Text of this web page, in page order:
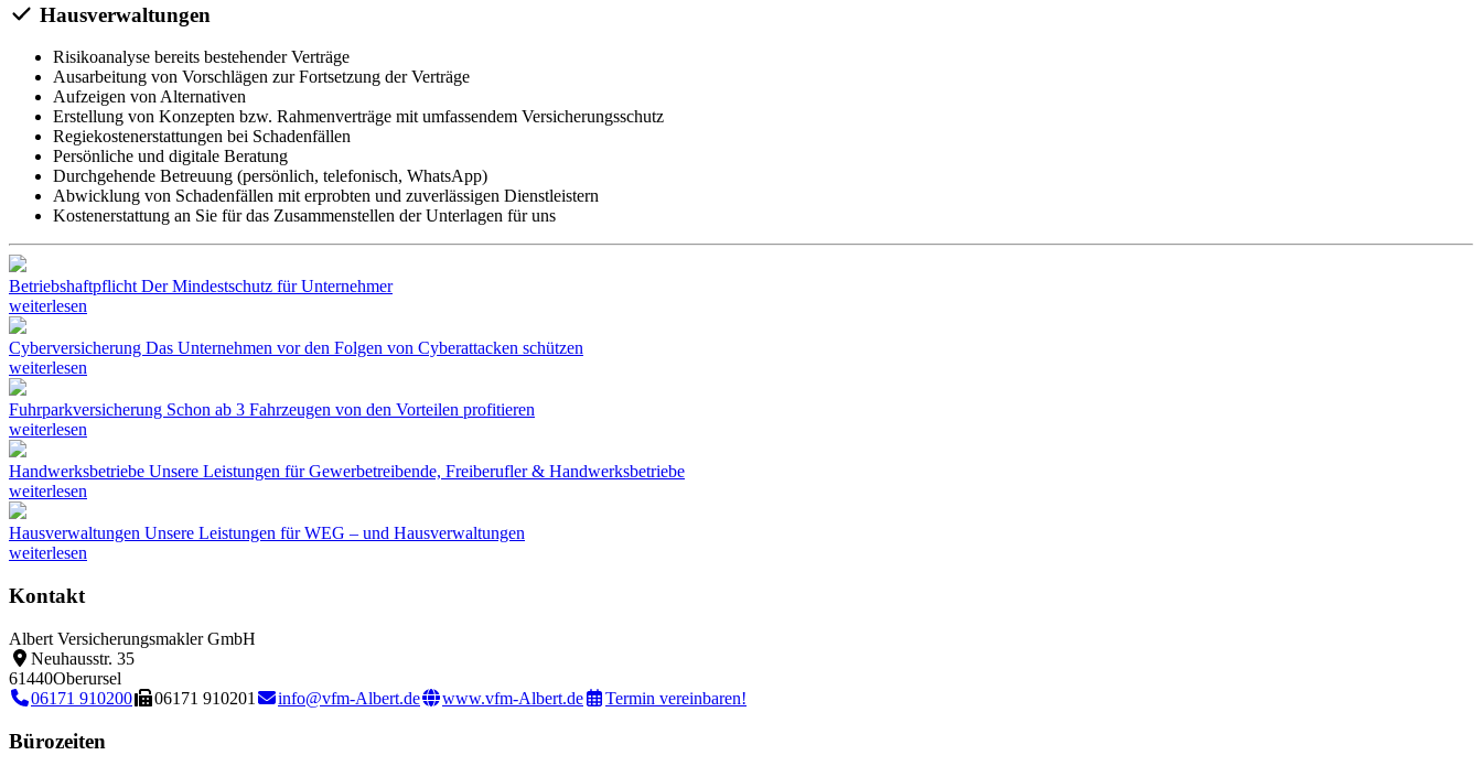
Hausverwaltungen
Risikoanalyse bereits bestehender Verträge
Ausarbeitung von Vorschlägen zur Fortsetzung der Verträge
Aufzeigen von Alternativen
Erstellung von Konzepten bzw. Rahmenverträge mit umfassendem Versicherungsschutz
Regiekostenerstattungen bei Schadenfällen
Persönliche und digitale Beratung
Durchgehende Betreuung (persönlich, telefonisch, WhatsApp)
Abwicklung von Schadenfällen mit erprobten und zuverlässigen Dienstleistern
Kostenerstattung an Sie für das Zusammenstellen der Unterlagen für uns
Betriebshaftpflicht Der Mindestschutz für Unternehmer
weiterlesen
Cyberversicherung Das Unternehmen vor den Folgen von Cyberattacken schützen
weiterlesen
Fuhrparkversicherung Schon ab 3 Fahrzeugen von den Vorteilen profitieren
weiterlesen
Handwerksbetriebe Unsere Leistungen für Gewerbetreibende, Freiberufler & Handwerksbetriebe
weiterlesen
Hausverwaltungen Unsere Leistungen für WEG – und Hausverwaltungen
weiterlesen
Kontakt
Albert Versicherungsmakler GmbH
Neuhausstr. 35
61440Oberursel
06171 910200
06171 910201 info@vfm-Albert.de www.vfm-Albert.de Termin vereinbaren!
Bürozeiten